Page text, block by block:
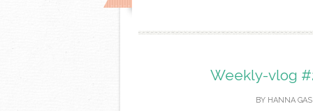
Weekly-vlog
BY HANNA GAS